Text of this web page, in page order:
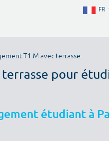
FR
T1 M avec terrasse
pour
étudiant à